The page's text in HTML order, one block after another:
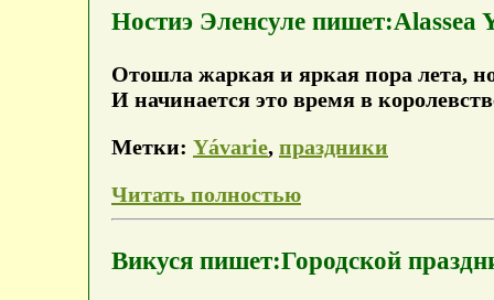
Ностиэ Эленсуле пишет:Alassea
Отошла жаркая и яркая пора лета,
И начинается это время в
Метки: Yávarie, праздники
Читать полностью
Викуся пишет:Городской